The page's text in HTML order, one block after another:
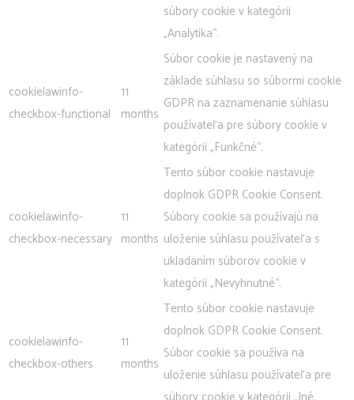
súbory cookie v kategórii
„Analytika“.
cookielawinfo-
checkbox-functional
11
months
Súbor cookie je nastavený na
základe súhlasu so súbormi cookie
GDPR na zaznamenanie súhlasu
používateľa pre súbory cookie v
kategórii „Funkčné“.
cookielawinfo-
checkbox-necessary
11
months
Tento súbor cookie nastavuje
doplnok GDPR Cookie Consent.
Súbory cookie sa používajú na
uloženie súhlasu používateľa s
ukladaním súborov cookie v
kategórii „Nevyhnutné“.
cookielawinfo-
checkbox-others
11
months
Tento súbor cookie nastavuje
doplnok GDPR Cookie Consent.
Súbor cookie sa používa na
uloženie súhlasu používateľa pre